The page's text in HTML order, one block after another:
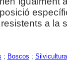
a la
; Boscos ; Silvicultura